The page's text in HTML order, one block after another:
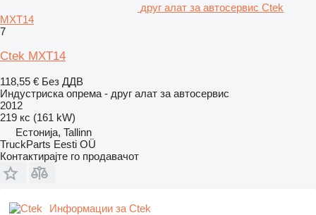
друг алат за автосервис Ctek
MXT14
7
Ctek MXT14
118,55 € Без ДДВ
Индустриска опрема - друг алат за автосервис
2012
219 кс (161 kW)
Естонија, Tallinn
TruckParts Eesti OÜ
Контактирајте го продавачот
Информации за Ctek